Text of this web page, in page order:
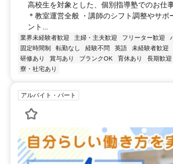
高校生を対象とした、個別指導塾でのお仕
＊教室運営全般 ・講師のシフト調整やサ
ント...
業界未経験者歓迎 主婦・主夫歓迎 フリーター歓迎
固定時間制
転勤なし 経験不問 英語 未経験者歓迎
研修あり
賞与あり ブランクOK 育休あり 長期歓迎
寮・社宅あり
アルバイト・パート